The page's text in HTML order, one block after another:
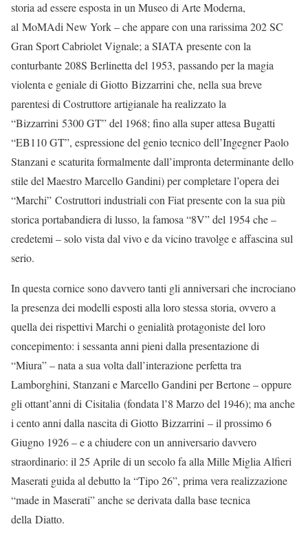
storia ad essere esposta in un Museo di Arte Moderna,
al MoMAdi New York – che appare con una rarissima 202 SC
Gran Sport Cabriolet Vignale; a SIATA presente con la
conturbante 208S Berlinetta del 1953, passando per la magia
violenta e geniale di Giotto Bizzarrini che, nella sua breve
parentesi di Costruttore artigianale ha realizzato la
“Bizzarrini 5300 GT” del 1968; fino alla super attesa Bugatti
“EB110 GT”, espressione del genio tecnico dell’Ingegner Paolo
Stanzani e scaturita formalmente dall’impronta determinante dello
stile del Maestro Marcello Gandini) per completare l’opera dei
“Marchi” Costruttori industriali con Fiat presente con la sua più
storica portabandiera di lusso, la famosa “8V” del 1954 che –
credetemi – solo vista dal vivo e da vicino travolge e affascina sul
serio.
In questa cornice sono davvero tanti gli anniversari che incrociano
la presenza dei modelli esposti alla loro stessa storia, ovvero a
quella dei rispettivi Marchi o genialità protagoniste del loro
concepimento: i sessanta anni pieni dalla presentazione di
“Miura” – nata a sua volta dall’interazione perfetta tra
Lamborghini, Stanzani e Marcello Gandini per Bertone – oppure
gli ottant’anni di Cisitalia (fondata l’8 Marzo del 1946); ma anche
i cento anni dalla nascita di Giotto Bizzarrini – il prossimo 6
Giugno 1926 – e a chiudere con un anniversario davvero
straordinario: il 25 Aprile di un secolo fa alla Mille Miglia Alfieri
Maserati guida al debutto la “Tipo 26”, prima vera realizzazione
“made in Maserati” anche se derivata dalla base tecnica
della Diatto.